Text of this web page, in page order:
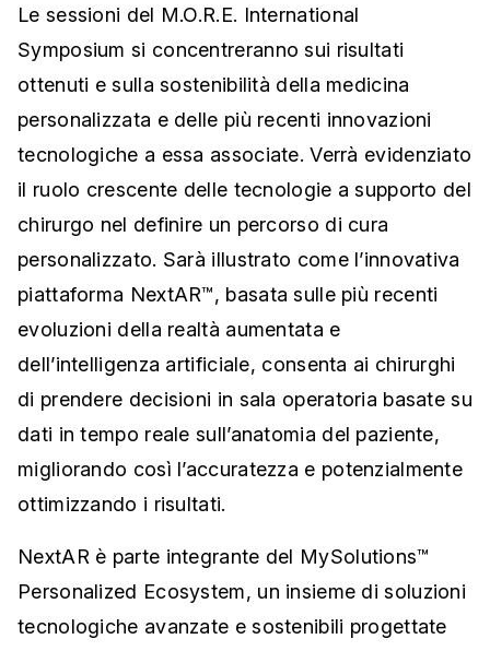
Le sessioni del M.O.R.E. International
Symposium si concentreranno sui risultati
ottenuti e sulla sostenibilità della medicina
personalizzata e delle più recenti innovazioni
tecnologiche a essa associate. Verrà evidenziato
il ruolo crescente delle tecnologie a supporto del
chirurgo nel definire un percorso di cura
personalizzato. Sarà illustrato come l’innovativa
piattaforma NextAR™, basata sulle più recenti
evoluzioni della realtà aumentata e
dell’intelligenza artificiale, consenta ai chirurghi
di prendere decisioni in sala operatoria basate su
dati in tempo reale sull’anatomia del paziente,
migliorando così l’accuratezza e potenzialmente
ottimizzando i risultati.
NextAR è parte integrante del MySolutions™
Personalized Ecosystem, un insieme di soluzioni
tecnologiche avanzate e sostenibili progettate